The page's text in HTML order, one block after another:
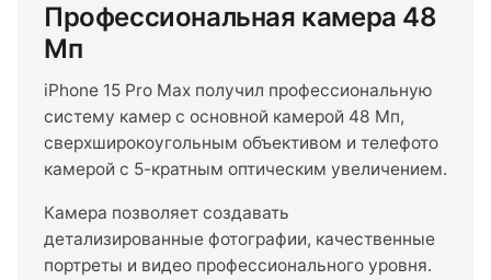
Профессиональная камера 48
Мп
iPhone 15 Pro Max получил профессиональную
систему камер с основной камерой 48 Мп,
сверхширокоугольным объективом и телефото
камерой с 5-кратным оптическим увеличением.
Камера позволяет создавать
детализированные фотографии, качественные
портреты и видео профессионального уровня.